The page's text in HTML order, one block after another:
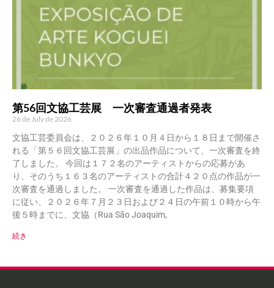
第56回文協工芸展 一次審査通過者発表
26 de July de 2026
文協工芸委員会は、２０２６年１０月４日から１８日まで開催さ
れる「第５６回文協工芸展」の出品作品について、一次審査を終
了しました。 今回は１７２名のアーティストからの応募があ
り、そのうち１６３名のアーティストの合計４２０点の作品が一
次審査を通過しました。 一次審査を通過した作品は、募集要項
に従い、２０２６年７月２３日および２４日の午前１０時から午
後５時までに、文協（Rua São Joaquim,
続き